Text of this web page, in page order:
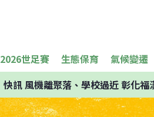
2026世足賽 生態保育 氣候變遷
快訊風機離聚落、學校過近 彰化